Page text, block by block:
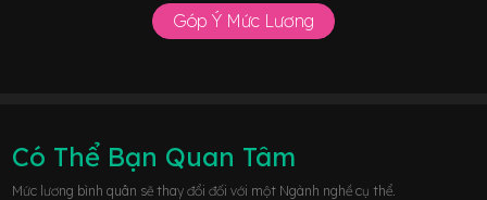
Góp Ý Mức Lương
Có Thể Bạn Quan Tâm
Mức lương bình quân sẽ thay đổi đối với một Ngành nghề cụ thể.